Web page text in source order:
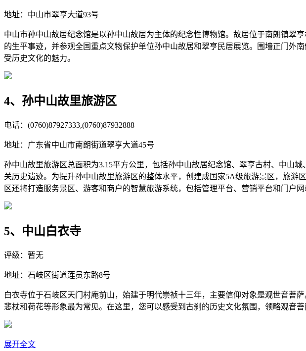
地址：中山市翠亨大道93号
中山市孙中山故居纪念馆是以孙中山故居为主体的纪念性博物馆。故居位于南朗镇翠
的生平事迹，并参观全国重点文物保护单位孙中山故居和翠亨民居展览。围墙正门外
受历史文化的魅力。
4、孙中山故里旅游区
电话：(0760)87927333,(0760)87932888
地址：广东省中山市南朗街道翠亨大道45号
孙中山故里旅游区总面积为3.15平方公里，包括孙中山故居纪念馆、翠亨古村、中山
关历史遗迹。为提升孙中山故里旅游区的整体水平，创建成国家5A级旅游景区，旅
区还将打造服务景区、游客和商户的智慧旅游系统，包括管理平台、营销平台和门户网
5、中山白衣寺
评级：暂无
地址：石岐区街道莲员东路8号
白衣寺位于石岐区天门村庵前山，始建于明代崇祯十三年，主要信仰对象是观世音菩
悲杖和荷花等形象最为常见。在这里，您可以感受到古刹的历史文化氛围，领略观音
展开全文